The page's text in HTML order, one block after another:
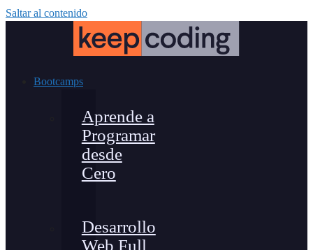
Saltar al contenido
Bootcamps
Aprende a
Programar
desde
Cero
Desarrollo
Web Full